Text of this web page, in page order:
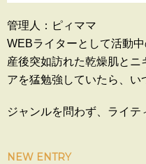
管理人：ピィママ
WEBライターとして活動
産後突如訪れた乾燥肌と
アを猛勉強していたら、い
ジャンルを問わず、ライテ
NEW ENTRY